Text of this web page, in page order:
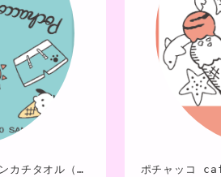
ポチャッコ cafe 限定コラボハンカチタオル（青色）